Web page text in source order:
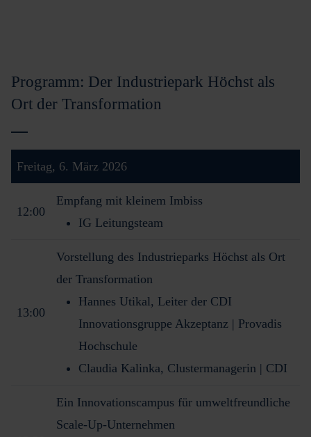
Programm: Der Industriepark Höchst als
Ort der Transformation
Freitag, 6. März 2026
12:00
Empfang mit kleinem Imbiss
IG Leitungsteam
13:00
Vorstellung des Industrieparks Höchst als Ort
der Transformation
Hannes Utikal, Leiter der CDI
Innovationsgruppe Akzeptanz | Provadis
Hochschule
Claudia Kalinka, Clustermanagerin | CDI
Ein Innovationscampus für umweltfreundliche
Scale-Up-Unternehmen